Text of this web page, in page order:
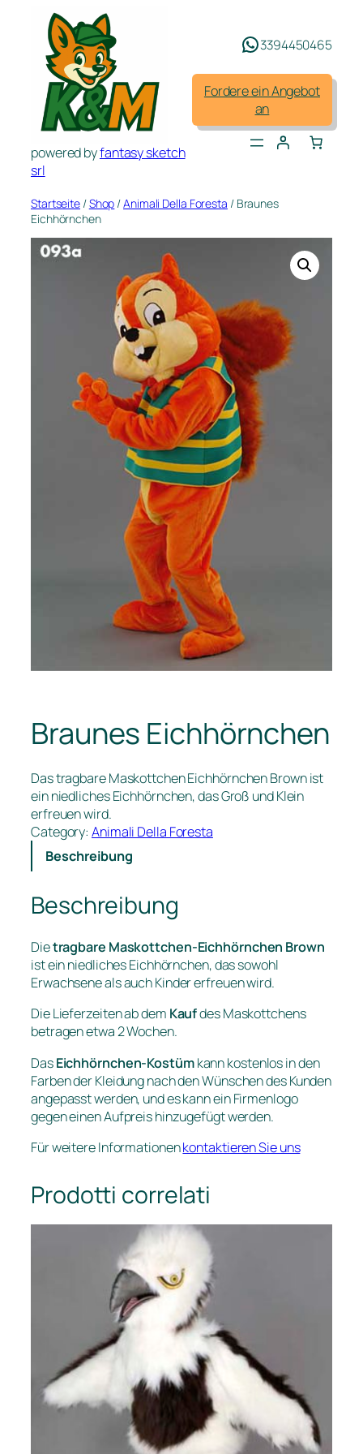
springen
powered byfantasy sketch
srl
3394450465
Fordere ein Angebot
an
Startseite /Shop /Animali Della Foresta / Braunes
Eichhörnchen
Braunes Eichhörnchen
Das tragbare Maskottchen Eichhörnchen Brown ist
ein niedliches Eichhörnchen, das Groß und Klein
erfreuen wird.
Category:Animali Della Foresta
Beschreibung
Beschreibung
Dietragbare Maskottchen-Eichhörnchen Brown
ist ein niedliches Eichhörnchen, das sowohl
Erwachsene als auch Kinder erfreuen wird.
Die Lieferzeiten ab dem Kaufdes Maskottchens
betragen etwa 2 Wochen.
DasEichhörnchen-Kostümkann kostenlos in den
Farben der Kleidung nach den Wünschen des Kunden
angepasst werden, und es kann ein Firmenlogo
gegen einen Aufpreis hinzugefügt werden.
Für weitere Informationenkontaktieren Sie uns
Prodotti correlati